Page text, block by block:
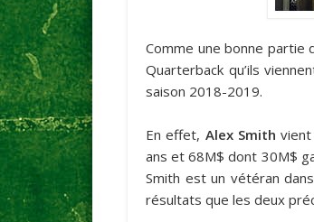
Comme une bonne partie
Quarterback qu’ils
saison 2018-2019.
En effet, Alex Smith
ans et 68M$ dont 30M$
Smith est un vétéran
résultats que les deux